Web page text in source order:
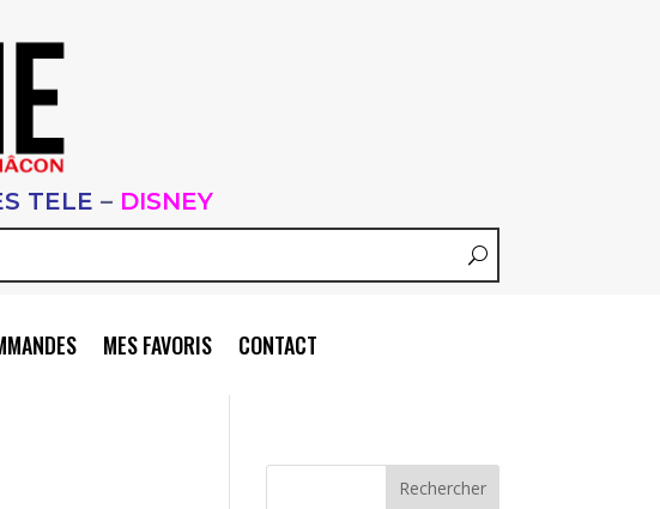
TELE – DISNEY
MES FAVORIS CONTACT